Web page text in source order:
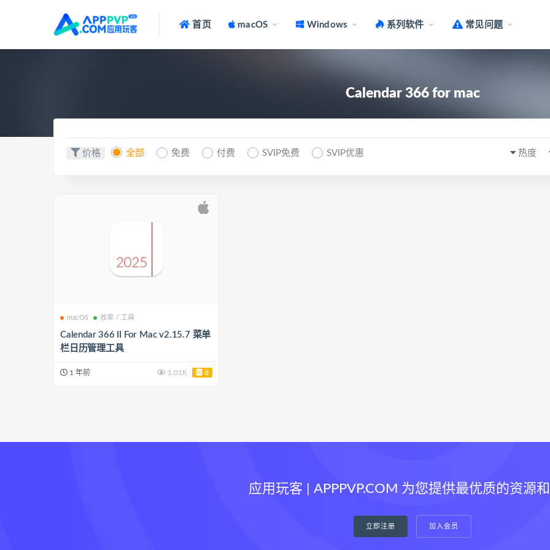
首页 macOS Windows 系列软件 常见问题
Calendar 366 for mac
价格 全部 免费 付费 SVIP免费 SVIP优惠 热度
macOS 效率 / 工具
Calendar 366 II For Mac v2.15.7 菜单
栏日历管理工具
1 年前 1.01K 8
应用玩客 | APPPVP.COM 为您提供最优质的资源
立即注册 加入会员